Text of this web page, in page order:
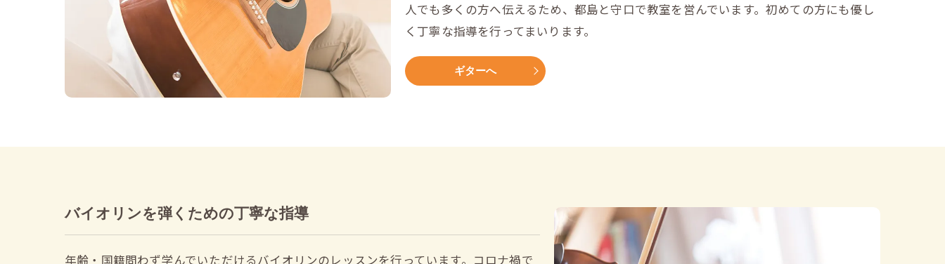
人でも多くの方へ伝えるため、都島と守口で教室を営んでいます。初めての方にも優し
く丁寧な指導を行ってまいります。
ギターへ
バイオリンを弾くための丁寧な指導
年齢・国籍問わず学んでいただけるバイオリンのレッスンを行っています。コロナ禍で